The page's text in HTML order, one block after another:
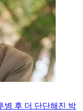
병 후 더 단단해진 박